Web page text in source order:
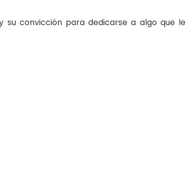
su convicción para dedicarse a algo que le